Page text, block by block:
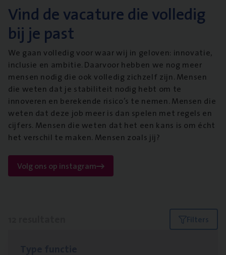
Vind de vacature die volledig
bij je past
We gaan volledig voor waar wij in geloven: innovatie,
inclusie en ambitie. Daarvoor hebben we nog meer
mensen nodig die ook volledig zichzelf zijn. Mensen
die weten dat je stabiliteit nodig hebt om te
innoveren en berekende risico’s te nemen. Mensen die
weten dat deze job meer is dan spelen met regels en
cijfers. Mensen die weten dat het een kans is om écht
het verschil te maken. Mensen zoals jij?
Volg ons op instagram
Filters